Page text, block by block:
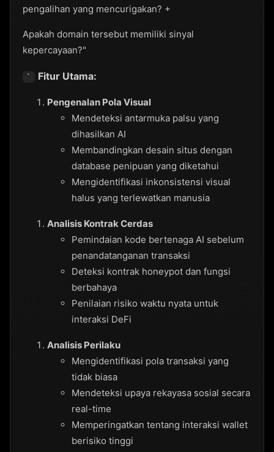
pengalihan yang mencurigakan? +
Apakah domain tersebut memiliki sinyal
kepercayaan?"
` Fitur Utama:
Pengenalan Pola Visual
Mendeteksi antarmuka palsu yang
dihasilkan AI
Membandingkan desain situs dengan
database penipuan yang diketahui
Mengidentifikasi inkonsistensi visual
halus yang terlewatkan manusia
Analisis Kontrak Cerdas
Pemindaian kode bertenaga AI sebelum
penandatanganan transaksi
Deteksi kontrak honeypot dan fungsi
berbahaya
Penilaian risiko waktu nyata untuk
interaksi DeFi
Analisis Perilaku
Mengidentifikasi pola transaksi yang
tidak biasa
Mendeteksi upaya rekayasa sosial secara
real-time
Memperingatkan tentang interaksi wallet
berisiko tinggi